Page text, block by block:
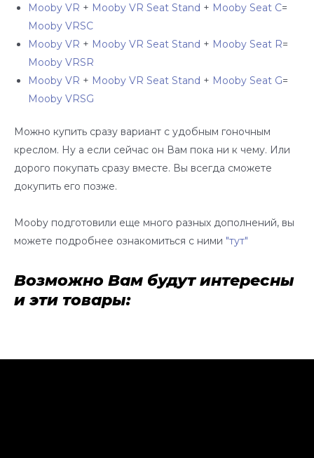
Mooby VR + Mooby VR Seat Stand + Mooby Seat C=
Mooby VRSC
Mooby VR + Mooby VR Seat Stand + Mooby Seat R=
Mooby VRSR
Mooby VR + Mooby VR Seat Stand + Mooby Seat G=
Mooby VRSG
Можно купить сразу вариант с удобным гоночным
креслом. Ну а если сейчас он Вам пока ни к чему. Или
дорого покупать сразу вместе. Вы всегда сможете
докупить его позже.
Mooby подготовили еще много разных дополнений, вы
можете подробнее ознакомиться с ними "тут"
Возможно Вам будут интересны
и эти товары: